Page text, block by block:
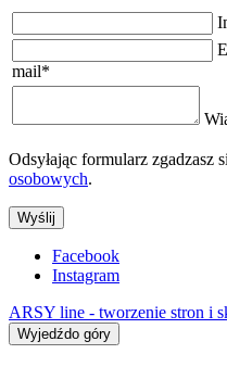
mail*
Odsyłając formularz zgadzasz
osobowych.
Wyślij
Facebook
Instagram
ARSY line - tworzenie stron i
Wyjedźdo góry